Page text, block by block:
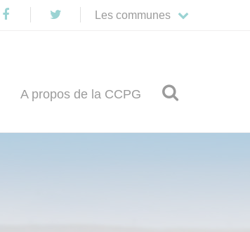
Les communes
A propos de la CCPG 